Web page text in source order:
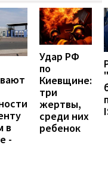
в
-
Удар РФ
по
Киевщине:
три
жертвы,
среди них
ребенок